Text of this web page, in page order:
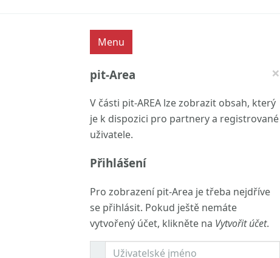
Menu
×
pit-Area
V části pit-AREA lze zobrazit obsah, který
je k dispozici pro partnery a registrované
uživatele.
Přihlášení
Pro zobrazení pit-Area je třeba nejdříve
se přihlásit. Pokud ještě nemáte
vytvořený účet, klikněte na Vytvořit účet.